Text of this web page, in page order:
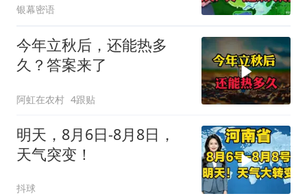
银幕密语
今年立秋后，还能热多
久？答案来了
阿虹在农村 4跟贴
明天，8月6日-8月8日，
天气突变！
抖球